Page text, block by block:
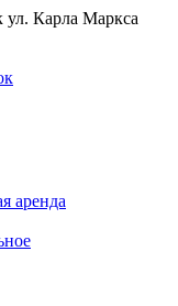
ул. Карла Маркса
аренда